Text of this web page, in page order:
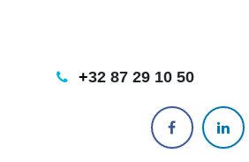
+32 87 29 10 50